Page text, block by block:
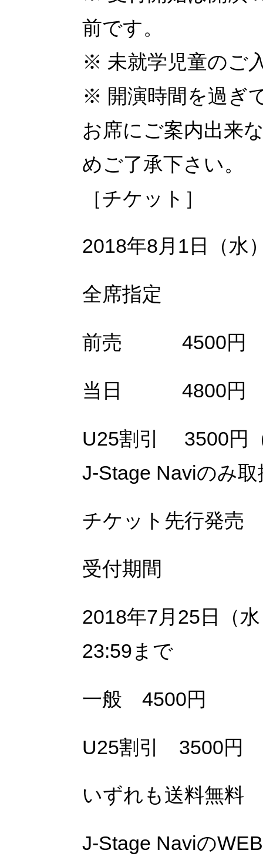
前です。
※ 未就学児童のご
※ 開演時間を過ぎ
お席にご案内出来
めご了承下さい。
［チケット］
2018年8月 1日（水
全席指定
前売 4500円
当日 4800円
U25割引 3500円
J-Stage Naviのみ取
チケット先行発売
受付期間
2018年7月 25日（水
23:59まで
一般 4500円
U25割引 3500円
いずれも送料無料
J-Stage Naviの